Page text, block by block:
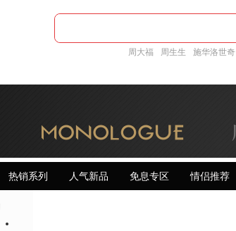
周大福 周生生 施华洛世奇
热销系列 人气新品 免息专区 情侣推荐